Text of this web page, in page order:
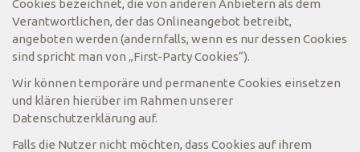
Cookies bezeichnet, die von anderen Anbietern als dem
Verantwortlichen, der das Onlineangebot betreibt,
angeboten werden (andernfalls, wenn es nur dessen Cookies
sind spricht man von „First-Party Cookies“).
Wir können temporäre und permanente Cookies einsetzen
und klären hierüber im Rahmen unserer
Datenschutzerklärung auf.
Falls die Nutzer nicht möchten, dass Cookies auf ihrem